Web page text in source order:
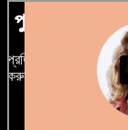
পুরুষ-নারী
প্রতিটি প্রজেক্টকে
করুন, নিজের মতো টিউন